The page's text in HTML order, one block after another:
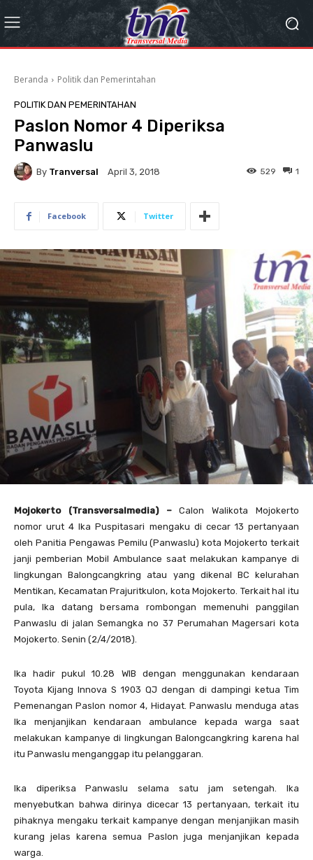
Beranda Politik dan Pemerintahan
POLITIK DAN PEMERINTAHAN
Paslon Nomor 4 Diperiksa
Panwaslu
By Tranversal April 3, 2018 1
529
Facebook Twitter
Mojokerto (Transversalmedia) –Calon Walikota Mojokerto
nomor urut 4 Ika Puspitasari mengaku di cecar 13 pertanyaan
oleh Panitia Pengawas Pemilu (Panwaslu) kota Mojokerto terkait
janji pemberian Mobil Ambulance saat melakukan kampanye di
lingkungan Balongcangkring atau yang dikenal BC kelurahan
Mentikan, Kecamatan Prajuritkulon, kota Mojokerto. Terkait hal itu
pula, Ika datang bersama rombongan memenuhi panggilan
Panwaslu di jalan Semangka no 37 Perumahan Magersari kota
Mojokerto. Senin (2/4/2018).
Ika hadir pukul 10.28 WIB dengan menggunakan kendaraan
Toyota Kijang Innova S 1903 QJ dengan di dampingi ketua Tim
Pemenangan Paslon nomor 4, Hidayat. Panwaslu menduga atas
Ika menjanjikan kendaraan ambulance kepada warga saat
melakukan kampanye di lingkungan Balongcangkring karena hal
itu Panwaslu menganggap itu pelanggaran.
Ika diperiksa Panwaslu selama satu jam setengah. Ika
menyebutkan bahwa dirinya dicecar 13 pertanyaan, terkait itu
pihaknya mengaku terkait kampanye dengan menjanjikan masih
kurang jelas karena semua Paslon juga menjanjikan kepada
warga.